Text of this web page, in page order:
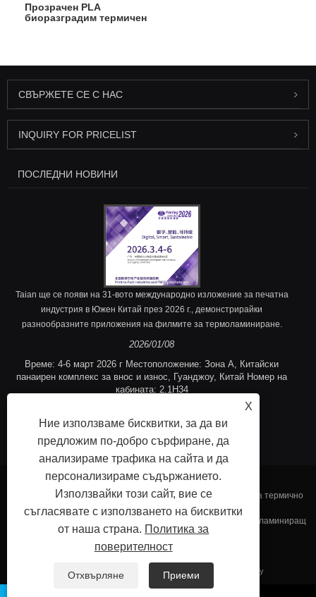
Прозрачен PLA
биоразградим термичен
СВЪРЖЕТЕ СЕ С НАС
INQUIRY FOR PRICELIST
ПОСЛЕДНИ НОВИНИ
Taian ще се появи на 31-вото международно изложение за печатна
индустрия в Южен Китай през 2026 г., демонстрирайки
разнообразните приложения на филмите за термоламиниране.
2026/01/08
Време: 4-6 март 2026 г Местоположение: Зона A, Китайски
панаирен комплекс за внос и износ, Гуанджоу, Китай Номер на
кабината: 2.1H34
Copyright © 2023 Fujian Taian Laminany Film Co., Ltd. - Филм за термично
ламиниране, ламиниран стоманен филм, релефен термичен ламиниращ
филм - всички права запазени.
Връзки Privacy Policy
X
Ние използваме бисквитки, за да ви
предложим по-добро сърфиране, да
анализираме трафика на сайта и да
персонализираме съдържанието.
Използвайки този сайт, вие се
съгласявате с използването на бисквитки
от наша страна. Политика за
поверителност
Отхвърляне Приеми